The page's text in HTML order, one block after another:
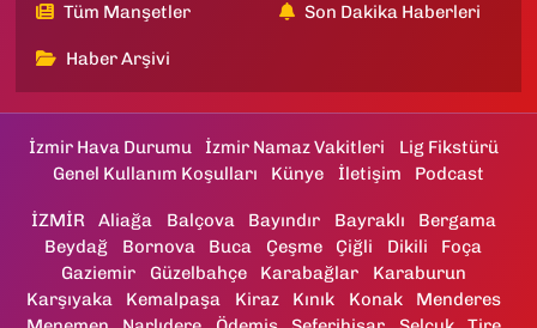
Tüm Manşetler Son Dakika Haberleri
Haber Arşivi
İzmir Hava Durumu İzmir Namaz Vakitleri
Lig Fikstürü
Genel Kullanım Koşulları
Künye İletişim Podcast
İZMİR Aliağa Balçova Bayındır Bayraklı
Bergama
Beydağ
Bornova Buca Çeşme Çiğli Dikili
Foça
Gaziemir
Güzelbahçe Karabağlar
Karaburun
Karşıyaka
Kemalpaşa Kiraz Kınık Konak
Menderes